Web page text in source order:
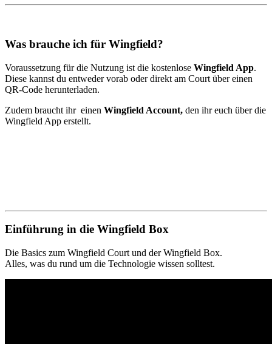
Was brauche ich für Wingfield?
Voraussetzung für die Nutzung ist die kostenlose Wingfield App.
Diese kannst du entweder vorab oder direkt am Court über einen
QR-Code herunterladen.
Zudem braucht ihr einen Wingfield Account, den ihr euch über die
Wingfield App erstellt.
Einführung in die Wingfield Box
Die Basics zum Wingfield Court und der Wingfield Box.
Alles, was du rund um die Technologie wissen solltest.